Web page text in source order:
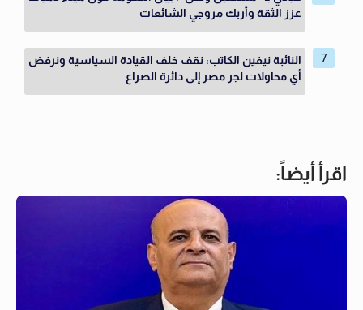
عزز الثقة وأربك مروجي الشائعات
النائبة نيفين الكاتب: نقف خلف القيادة السياسية ونرفض
أي محاولات لجر مصر إلى دائرة الصراع
اقرأ أيضاً: